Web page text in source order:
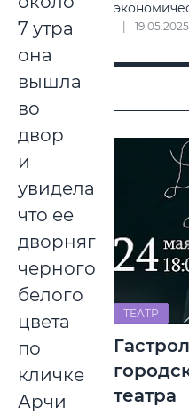
7 утра
она
вышла
во
двор
и
увидела,
что ее
дворняга
черного-
белого
цвета
по
кличке
Арчи
19.05.2025
ТЕАТР
театра